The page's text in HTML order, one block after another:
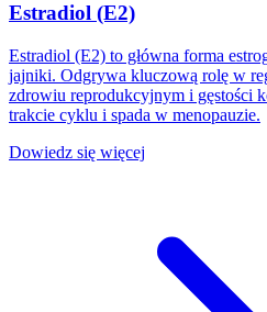
Estradiol (E2)
Estradiol (E2) to główna forma
jajniki. Odgrywa kluczową rolę w
zdrowiu reprodukcyjnym i gęstości
trakcie cyklu i spada w menopauzie.
Dowiedz się więcej